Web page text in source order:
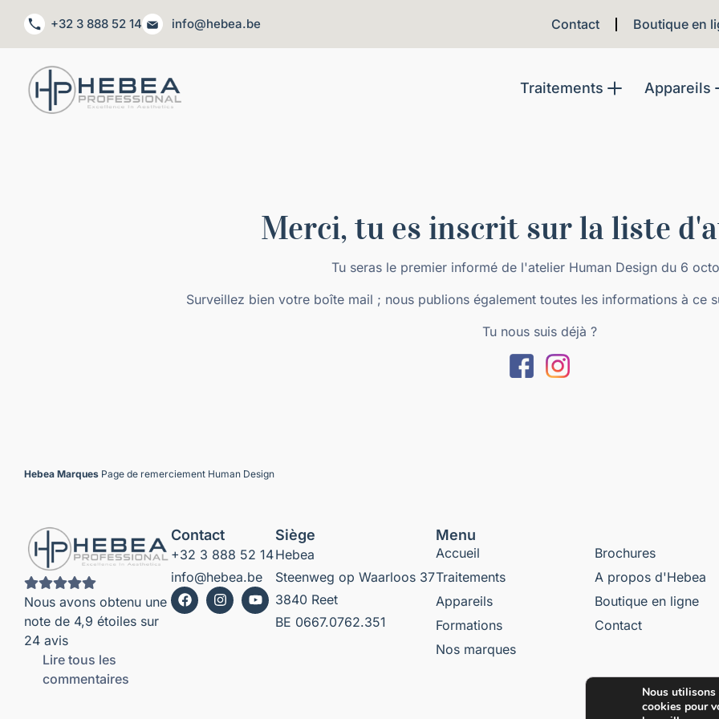
+32 3 888 52 14 info@hebea.be Contact Boutique en
Traitements Appareils
Merci, tu es inscrit sur la liste
Tu seras le premier informé de l'atelier Human Design du 6
Surveillez bien votre boîte mail ; nous publions également toutes les informations à ce
Tu nous suis déjà ?
Hebea Marques Page de remerciement Human Design
Nous avons obtenu une
note de 4,9 étoiles sur
24 avis
Lire tous les
commentaires
Contact
+32 3 888 52 14
info@hebea.be
Siège
Hebea
Steenweg op Waarloos 37
3840 Reet
BE 0667.0762.351
Menu
Accueil
Traitements
Appareils
Formations
Nos marques
Brochures
A propos d'Hebea
Boutique en ligne
Contact
Nous utilisons
cookies pour